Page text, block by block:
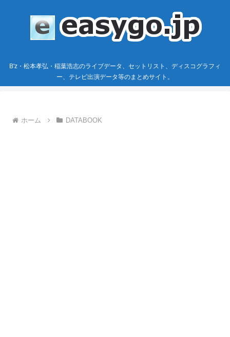
B'z・松本孝弘・稲葉浩志のライブデータ、セットリスト、ディスコグラフィ
ー、テレビ出演データ等のまとめサイト。
ホーム DATABOOK